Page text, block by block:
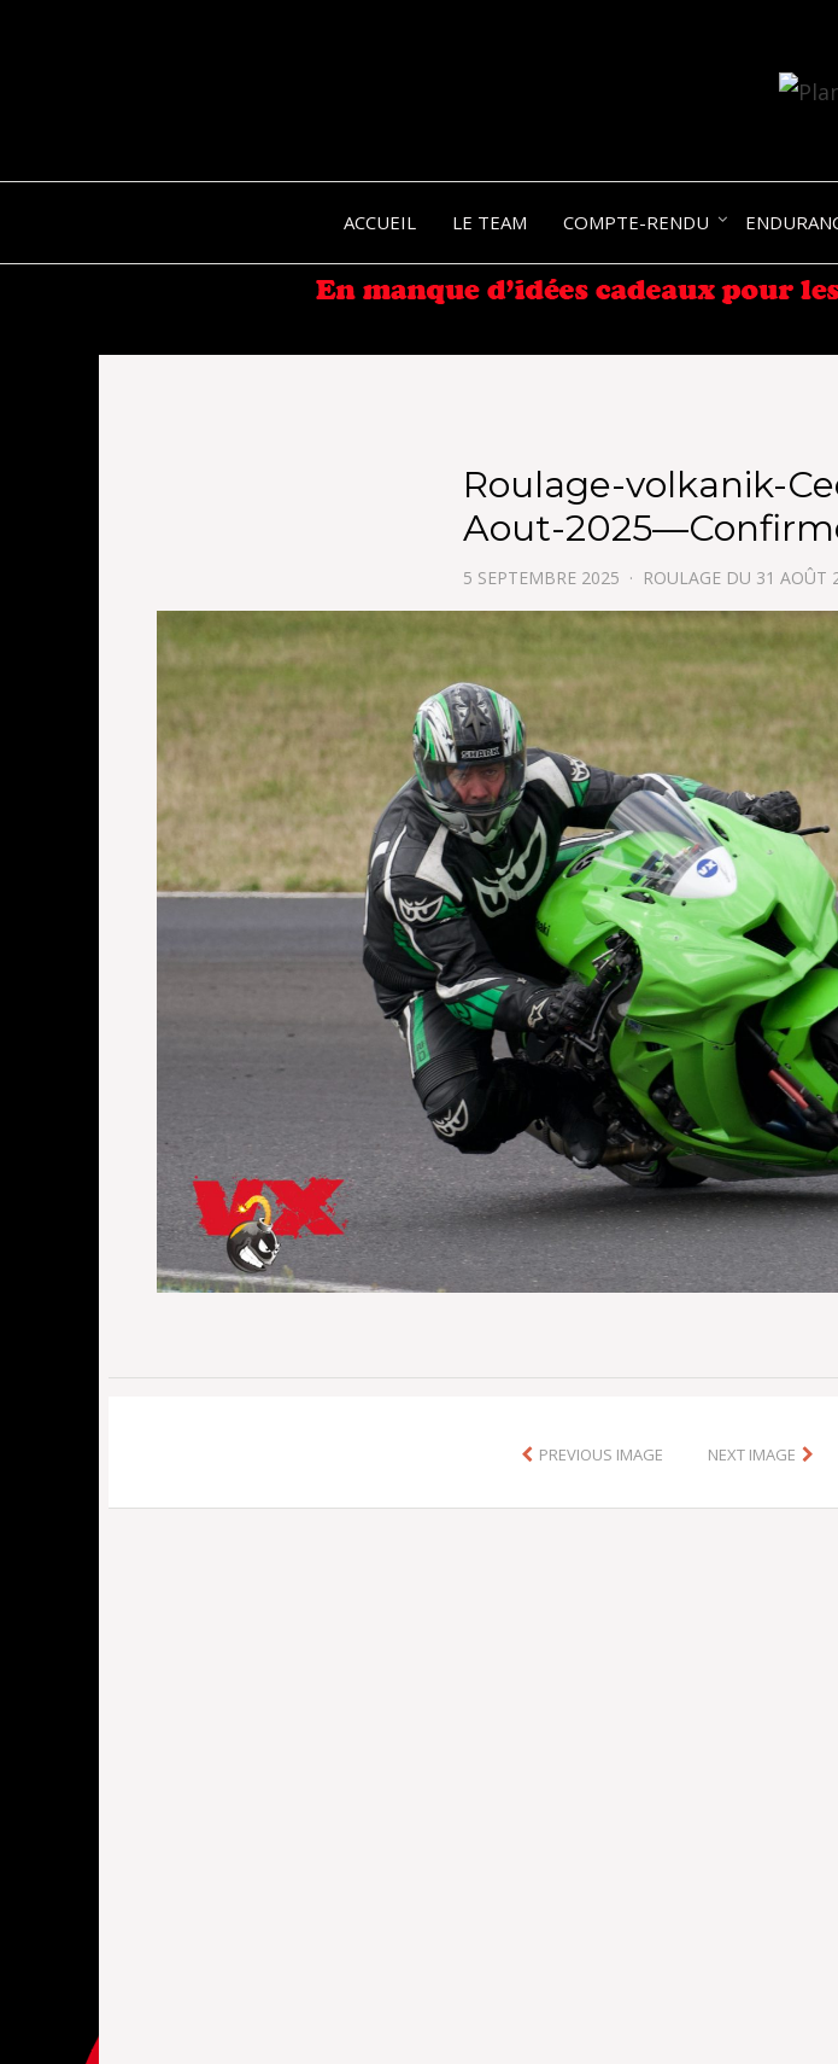
ACCUEIL LE TEAM COMPTE-RENDU
Roulage-volkanik-
Aout-
5 SEPTEMBRE 2025 ROULAGE DU 31 AOÛT
PREVIOUS IMAGE NEXT IMAGE